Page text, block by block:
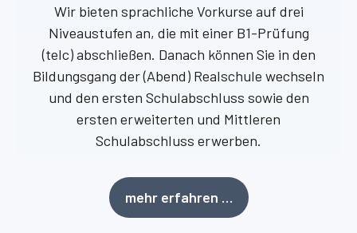
Wir bieten sprachliche Vorkurse auf drei
Niveaustufen an, die mit einer B1-Prüfung
(telc) abschließen. Danach können Sie in den
Bildungsgang der (Abend) Realschule wechseln
und den ersten Schulabschluss sowie den
ersten erweiterten und Mittleren
Schulabschluss erwerben.
mehr erfahren …